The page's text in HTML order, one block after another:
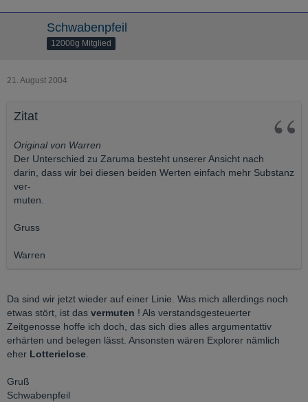
Schwabenpfeil
12000g Mitglied
21. August 2004
Zitat
Original von Warren
Der Unterschied zu Zaruma besteht unserer Ansicht nach
darin, dass wir bei diesen beiden Werten einfach mehr Substanz
ver-
muten.
Gruss
Warren
Da sind wir jetzt wieder auf einer Linie. Was mich allerdings noch
etwas stört, ist das vermuten ! Als verstandsgesteuerter
Zeitgenosse hoffe ich doch, das sich dies alles argumentattiv
erhärten und belegen lässt. Ansonsten wären Explorer nämlich
eher Lotterielose.
Gruß
Schwabenpfeil